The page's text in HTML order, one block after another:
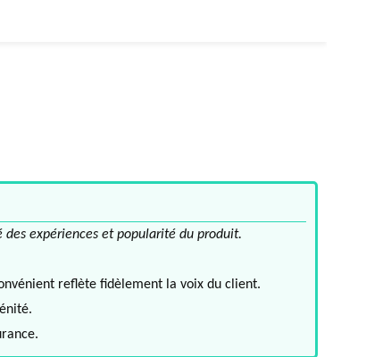
expériences et popularité du produit.
reflète fidèlement la voix du client.